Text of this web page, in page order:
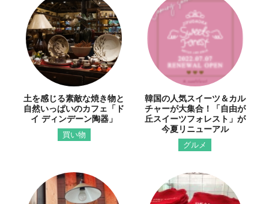
土を感じる素敵な焼き物と
自然いっぱいのカフェ「ド
イ ディンデーン陶器」
買い物
韓国の人気スイーツ＆カル
チャーが大集合！「自由が
丘スイーツフォレスト」が
今夏リニューアル
グルメ